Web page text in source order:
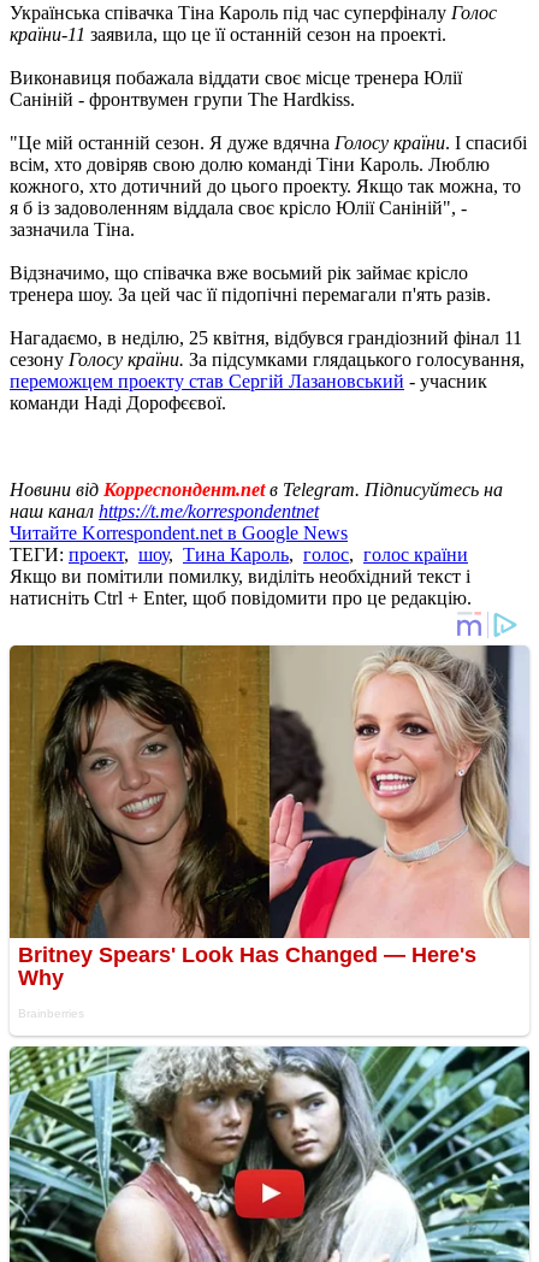
Українська співачка Тіна Кароль під час суперфіналу Голос
країни-11 заявила, що це її останній сезон на проекті.
Виконавиця побажала віддати своє місце тренера Юлії
Саніній - фронтвумен групи The Hardkiss.
"Це мій останній сезон. Я дуже вдячна Голосу країни. І спасибі
всім, хто довіряв свою долю команді Тіни Кароль. Люблю
кожного, хто дотичний до цього проекту. Якщо так можна, то
я б із задоволенням віддала своє крісло Юлії Саніній", -
зазначила Тіна.
Відзначимо, що співачка вже восьмий рік займає крісло
тренера шоу. За цей час її підопічні перемагали п'ять разів.
Нагадаємо, в неділю, 25 квітня, відбувся грандіозний фінал 11
сезону Голосу країни. За підсумками глядацького голосування,
переможцем проекту став Сергій Лазановський - учасник
команди Наді Дорофєєвої.
Новини від Корреспондент.netв Telegram. Підписуйтесь на
наш канал https://t.me/korrespondentnet
Читайте Korrespondent.net в Google News
ТЕГИ: проект, шоу, Тина Кароль, голос, голос країни
Якщо ви помітили помилку, виділіть необхідний текст і
натисніть Ctrl + Enter, щоб повідомити про це редакцію.